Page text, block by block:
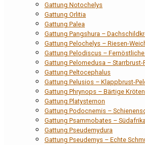
Gattung Notochelys
Gattung Orlitia
Gattung Palea
Gattung Pangshura –
Gattung Pelochelys – Riesen-
Gattung Pelodiscus –
Gattung Pelomedusa – Starrbrust-
Gattung Peltocephalus
Gattung Pelusios – Klappbrust-
Gattung Phrynops – Bärtige
Gattung Platysternon
Gattung Podocnemis –
Gattung Psammobates –
Gattung Pseudemydura
Gattung Pseudemys – Echte